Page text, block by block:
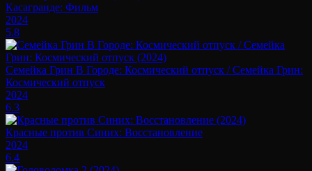
Касагранде: Фильм
2024
5.8
Семейка Грин В Городе: Космический отпуск / Семейка Грин:
Космический отпуск
2024
6.3
Красные против Синих: Восстановление
2024
6.4